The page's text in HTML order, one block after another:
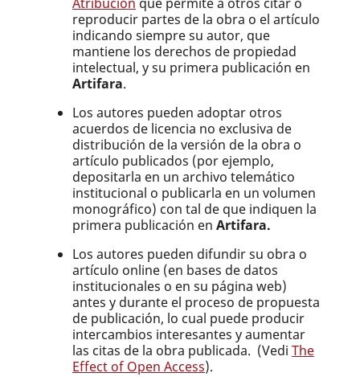
reproducir partes de la obra o el artículo
indicando siempre su autor, que
mantiene los derechos de propiedad
intelectual, y su primera publicación en
Artifara.
Los autores pueden adoptar otros
acuerdos de licencia no exclusiva de
distribución de la versión de la obra o
artículo publicados (por ejemplo,
depositarla en un archivo telemático
institucional o publicarla en un volumen
monográfico) con tal de que indiquen la
primera publicación en Artifara.
Los autores pueden difundir su obra o
artículo online (en bases de datos
institucionales o en su página web)
antes y durante el proceso de propuesta
de publicación, lo cual puede producir
intercambios interesantes y aumentar
las citas de la obra publicada. (Vedi The
Effect of Open Access).